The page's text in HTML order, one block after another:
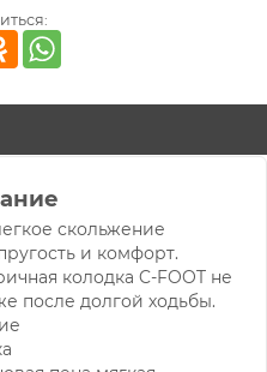
скольжение
и комфорт.
колодка C-FOOT не
после долгой ходьбы.